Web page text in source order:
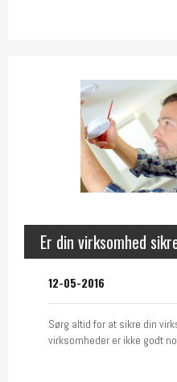
Er din virksomhed
12-05-2016
Sørg altid for at sikre din
virksomheder er ikke godt